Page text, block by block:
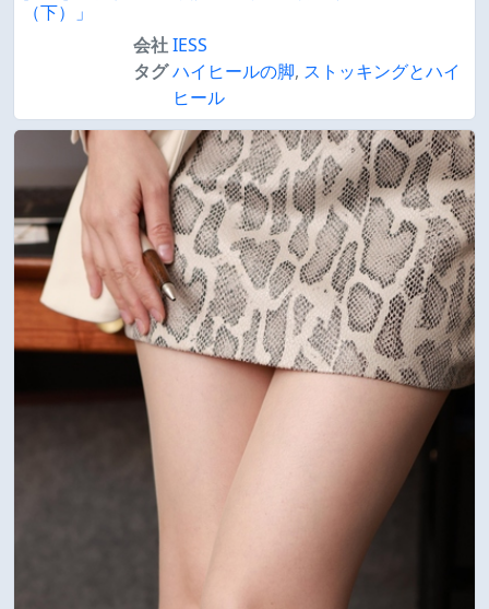
（下）」
会社IESS
タグハイヒールの脚, ストッキングとハイ
ヒール